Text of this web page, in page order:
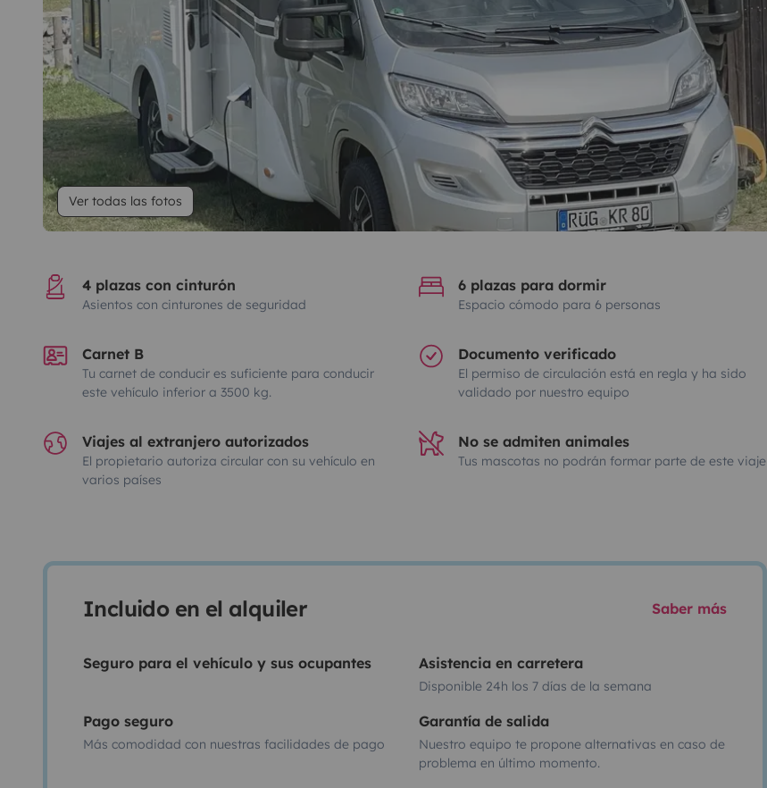
Ver todas las fotos
4 plazas con cinturón
Asientos con cinturones de seguridad
6 plazas para dormir
Espacio cómodo para 6 personas
Carnet B
Tu carnet de conducir es suficiente para conducir
este vehículo inferior a 3500 kg.
Documento verificado
El permiso de circulación está en regla y ha sido
validado por nuestro equipo
Viajes al extranjero autorizados
El propietario autoriza circular con su vehículo en
varios países
No se admiten animales
Tus mascotas no podrán formar parte de este viaje
Incluido en el alquiler Saber más
Seguro para el vehículo y sus ocupantes Asistencia en carretera
Disponible 24h los 7 días de la semana
Pago seguro
Más comodidad con nuestras facilidades de pago
Garantía de salida
Nuestro equipo te propone alternativas en caso de
problema en último momento.